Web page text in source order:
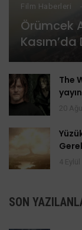
Film Haberleri
Örümcek
The
SON